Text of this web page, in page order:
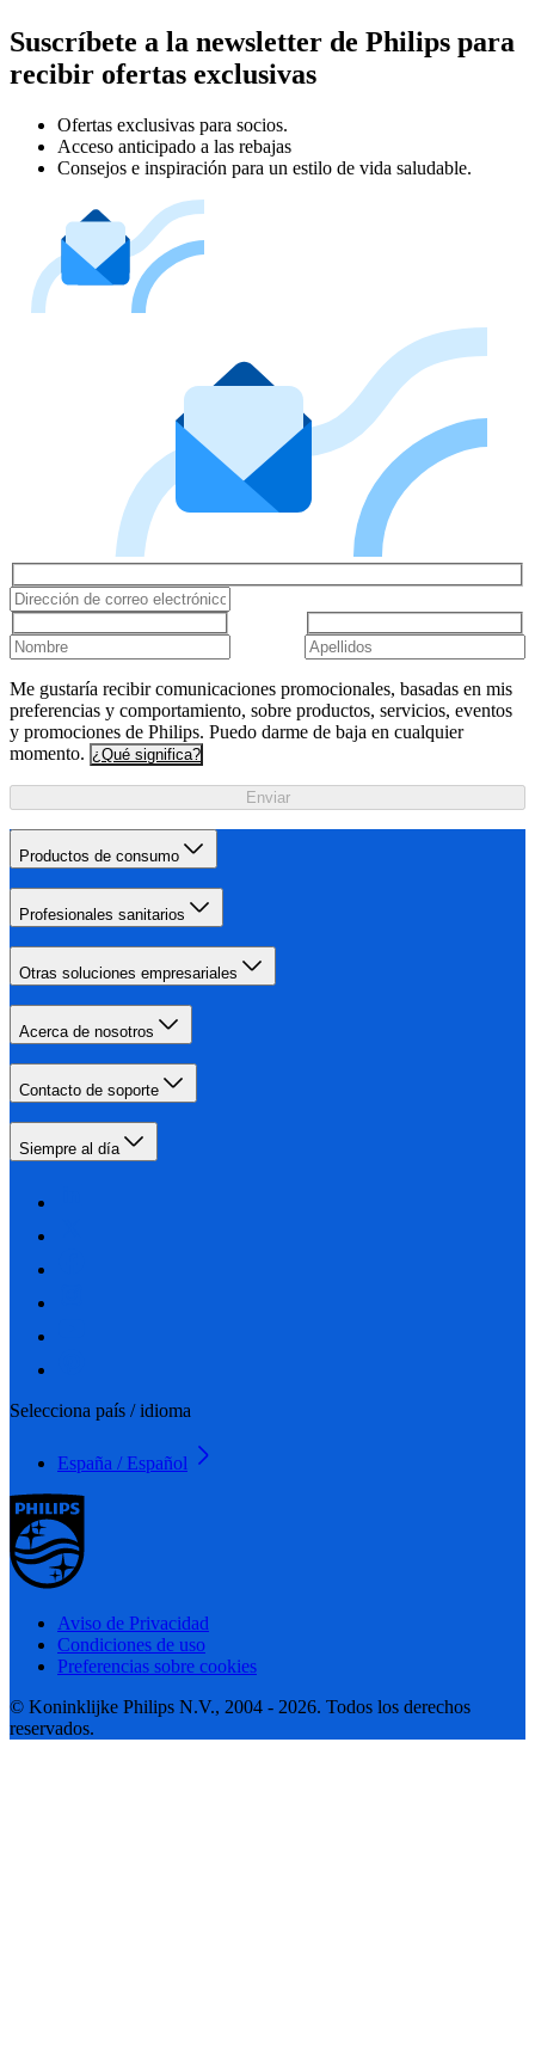
Suscríbete a la newsletter de Philips para
recibir ofertas exclusivas
Ofertas exclusivas para socios.
Acceso anticipado a las rebajas
Consejos e inspiración para un estilo de vida saludable.
Me gustaría recibir comunicaciones promocionales, basadas en mis
preferencias y comportamiento, sobre productos, servicios, eventos
y promociones de Philips. Puedo darme de baja en cualquier
momento. ¿Qué significa?
Enviar
Productos de consumo
Profesionales sanitarios
Otras soluciones empresariales
Acerca de nosotros
Contacto de soporte
Siempre al día
Selecciona país / idioma
España / Español
Aviso de Privacidad
Condiciones de uso
Preferencias sobre cookies
© Koninklijke Philips N.V., 2004 - 2026. Todos los derechos
reservados.